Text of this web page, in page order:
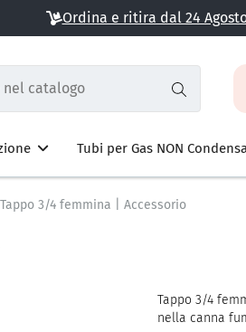
Ordina e ritira dal 24
Tubi per Gas NON
Tappo 3/4 femmina | Accessorio
Tappo 3/4
nella canna